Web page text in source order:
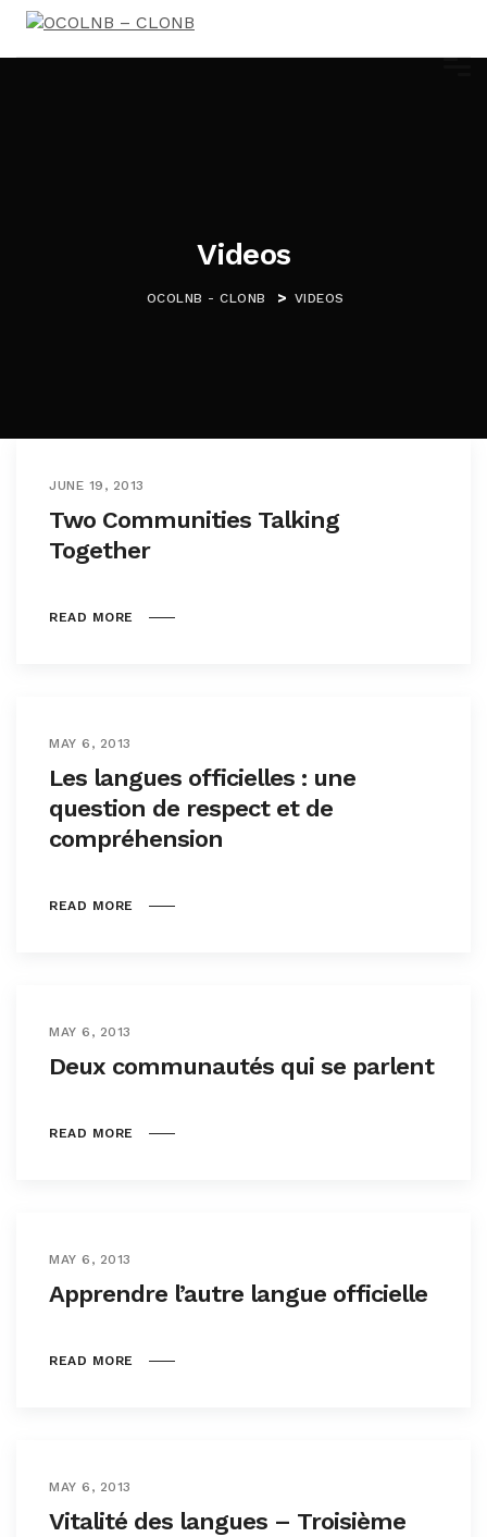
Videos
OCOLNB - CLONB > VIDEOS
JUNE 19, 2013
Two Communities Talking
Together
READ MORE
MAY 6, 2013
Les langues officielles : une
question de respect et de
compréhension
READ MORE
MAY 6, 2013
Deux communautés qui se parlent
READ MORE
MAY 6, 2013
Apprendre l’autre langue officielle
READ MORE
MAY 6, 2013
Vitalité des langues – Troisième